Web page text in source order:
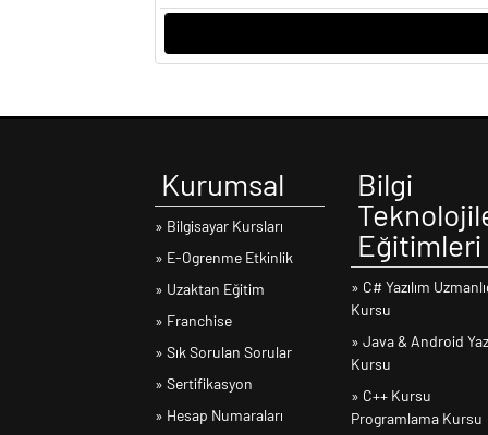
Kurumsal
» Bilgisayar Kursları
» E-Ogrenme Etkinlik
» Uzaktan Eğitim
» Franchise
» Sık Sorulan Sorular
» Sertifikasyon
» Hesap Numaraları
Bilgi
Eğitimleri
» C# Yazılım
Kursu
» Java & Android
Kursu
» C++ Kursu
Programlama Kursu